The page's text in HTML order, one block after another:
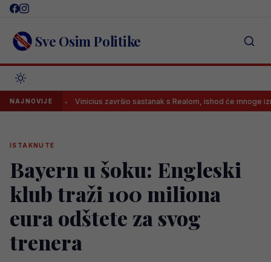
Skip
content Sve Osim Politike
NAJNOVIJEVinicius završio sastanak s Realom, ishod će mnoge iznenaditi?
ISTAKNUTE
Bayern u šoku: Engleski
klub traži 100 miliona
eura odštete za svog
trenera